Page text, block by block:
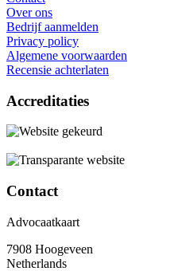
Over ons
Bedrijf aanmelden
Privacy policy
Algemene voorwaarden
Recensie achterlaten
Accreditaties
Contact
Advocaatkaart
7908 Hoogeveen
Netherlands